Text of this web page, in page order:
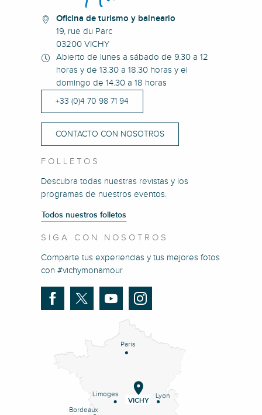
Oficina de turismo y balneario
19, rue du Parc
03200 VICHY
Abierto de lunes a sábado de 9.30 a 12
horas y de 13.30 a 18.30 horas y el
domingo de 14.30 a 18 horas
+33 (0)4 70 98 71 94
CONTACTO CON NOSOTROS
FOLLETOS
Descubra todas nuestras revistas y los
programas de nuestros eventos.
Todos nuestros folletos
SIGA CON NOSOTROS
Comparte tus experiencias y tus mejores fotos
con #vichymonamour
Paris
Lyon
Limoges
Bordeaux
VICHY